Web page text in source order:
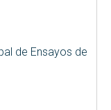
de Ensayos de